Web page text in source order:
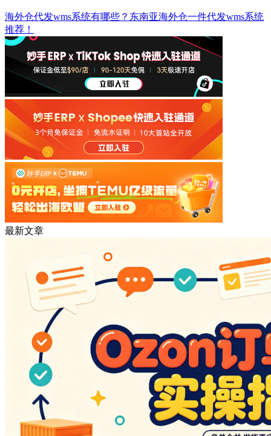
海外仓代发wms系统有哪些？东南亚海外仓一件代发wms系统
推荐！
最新文章